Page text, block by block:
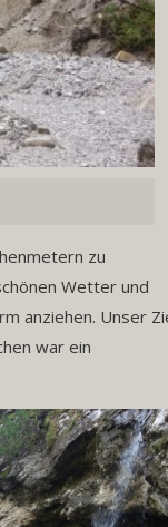
zu
Wetter und
anziehen. Unser
war ein